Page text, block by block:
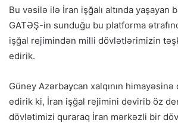
Bu vəsilə ilə İran işğalı altında yaşayan
GATƏŞ-in sunduğu bu platforma
işğal rejimindən milli dövlətlərimizin
edirik.
Güney Azərbaycan xalqının himayəsinə
edirik ki, İran işğal rejimini devirib öz
dövlətimizi quraraq İran mərkəzli bir